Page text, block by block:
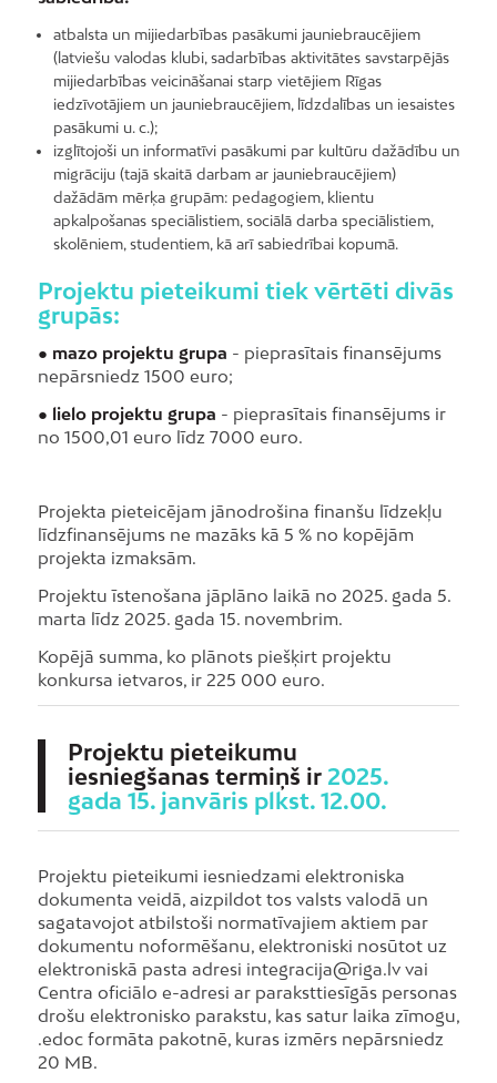
atbalsta un mijiedarbības pasākumi jauniebraucējiem
(latviešu valodas klubi, sadarbības aktivitātes savstarpējās
mijiedarbības veicināšanai starp vietējiem Rīgas
iedzīvotājiem un jauniebraucējiem, līdzdalības un iesaistes
pasākumi u. c.);
izglītojoši un informatīvi pasākumi par kultūru dažādību un
migrāciju (tajā skaitā darbam ar jauniebraucējiem)
dažādām mērķa grupām: pedagogiem, klientu
apkalpošanas speciālistiem, sociālā darba speciālistiem,
skolēniem, studentiem, kā arī sabiedrībai kopumā.
Projektu pieteikumi tiek vērtēti divās
grupās:
● mazo projektu grupa - pieprasītais finansējums
nepārsniedz 1500 euro;
● lielo projektu grupa - pieprasītais finansējums ir
no 1500,01 euro līdz 7000 euro.
Projekta pieteicējam jānodrošina finanšu līdzekļu
līdzfinansējums ne mazāks kā 5 % no kopējām
projekta izmaksām.
Projektu īstenošana jāplāno laikā no 2025. gada 5.
marta līdz 2025. gada 15. novembrim.
Kopējā summa, ko plānots piešķirt projektu
konkursa ietvaros, ir 225 000 euro.
Projektu pieteikumu
iesniegšanas termiņš ir 2025.
gada 15. janvāris plkst. 12.00.
Projektu pieteikumi iesniedzami elektroniska
dokumenta veidā, aizpildot tos valsts valodā un
sagatavojot atbilstoši normatīvajiem aktiem par
dokumentu noformēšanu, elektroniski nosūtot uz
elektroniskā pasta adresi integracija@riga.lv vai
Centra oficiālo e-adresi ar paraksttiesīgās personas
drošu elektronisko parakstu, kas satur laika zīmogu,
.edoc formāta pakotnē, kuras izmērs nepārsniedz
20 MB.